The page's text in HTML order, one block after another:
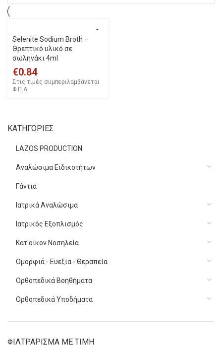
ΚΑΤΗΓΟΡΙΕΣ
LAZOS PRODUCTION
Αναλώσιμα Ειδικοτήτων
Γάντια
Ιατρικά Αναλώσιμα
Ιατρικός Εξοπλισμός
Κατ'οίκον Νοσηλεία
Ομορφιά - Ευεξία - Θεραπεία
Ορθοπεδικά Βοηθήματα
Ορθοπεδικά Υποδήματα
ΦΙΛΤΡΑΡΙΣΜΑ ΜΕ ΤΙΜΗ
Selenite Sodium Broth –
Θρεπτικό υλικό σε
σωληνάκι 4ml
€0.84
Στις τιμές συμπεριλαμβάνεται
Φ.Π.Α